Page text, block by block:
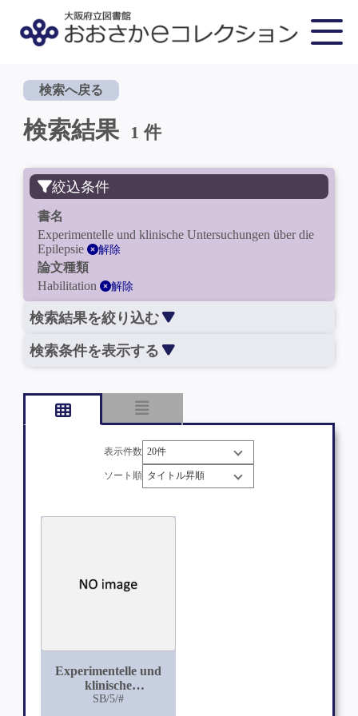
検索へ戻る
検索結果 1 件
絞込条件
書名
Experimentelle und klinische Untersuchungen über die
Epilepsie
解除
論文種類
Habilitation
解除
検索結果を絞り込む
検索条件を表示する
表示件数
ソート順
Experimentelle und
klinische
Untersuchungen über
SB/5/#